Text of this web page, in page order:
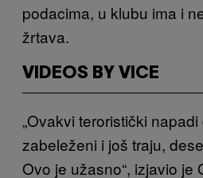
podacima, u klubu ima i
žrtava.
VIDEOS BY VICE
„Ovakvi teroristički
zabeleženi i još traju,
Ovo je užasno“, izjavio je